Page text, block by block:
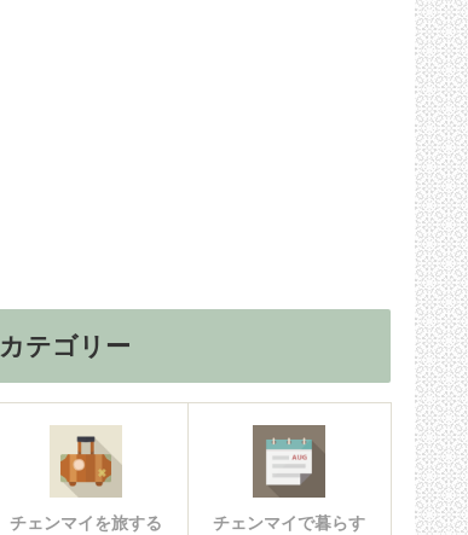
カテゴリー
チェンマイを旅する チェンマイで暮らす